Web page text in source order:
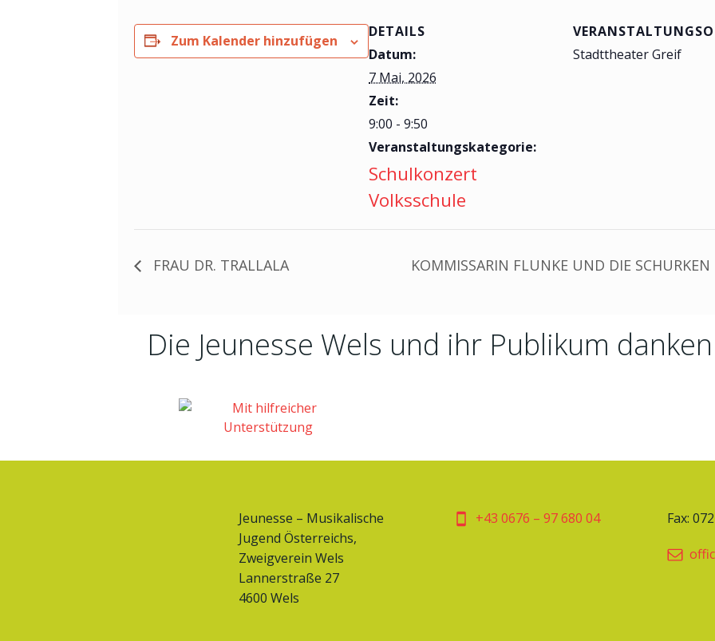
Zum Kalender hinzufügen
DETAILS
Datum:
7 Mai, 2026
Zeit:
9:00 - 9:50
Veranstaltungskategorie:
Schulkonzert
Volksschule
Stadttheater Greif
FRAU DR. TRALLALA KOMMISSARIN FLUNKE UND DIE SCHURKEN
Die Jeunesse Wels und ihr Publikum
Jeunesse – Musikalische
Jugend Österreichs,
Zweigverein Wels
Lannerstraße 27
4600 Wels
+43 0676 – 97 680 04 Fax: